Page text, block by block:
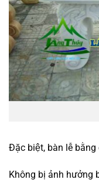
Đặc biệt, bàn lễ
Không bị ảnh hưởng